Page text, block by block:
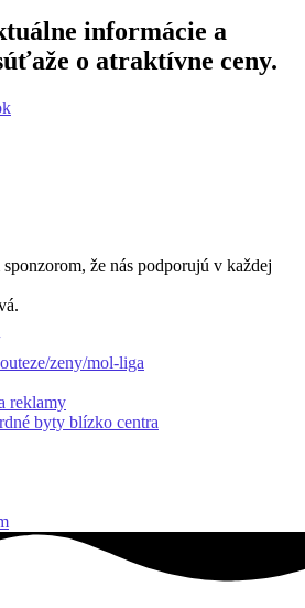
informácie a
o atraktívne ceny.
že nás podporujú v každej
zeny/mol-liga
reklamy
byty blízko centra